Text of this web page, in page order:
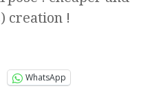
creation !
WhatsApp